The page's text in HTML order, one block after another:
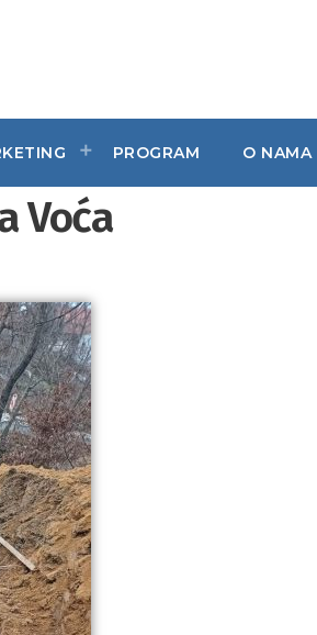
PROGRAM O NAMA
Voća